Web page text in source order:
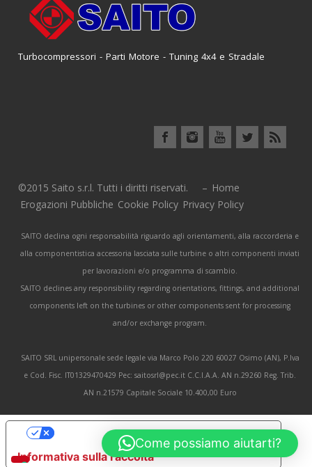
Turbocompressori - Parti Motore - Tuning 4x4 e Stradale
©2015 Saito s.r.l. Tutti i diritti riservati. – Home
Erogazioni Pubbliche Cookie Policy Privacy Policy
SAITO declina ogni responsabilità riguardo agli orientamenti, alla raccorderia e
alla componentistica accessoria lasciata sulle turbine o altri componenti inviati
per lavorazioni e/o programma di scambio.
SAITO declines any responsibility regarding orientations, fittings, and additional
components left on the turbines or other components sent for processing
and/or exchange program.
SAITO SRL unipersonale sede legale via Marco Polo 220 60027 Osimo (AN), P.Iva
e Cod. Fisc. IT01329470429 Pec: saitosrl@pec.it C.C.I.A.A. AN n.29260 Reg. Trib.
AN n.21579 Capitale Sociale 10.400,00 Euro
Come possiamo aiutarti?
Informativa sulla raccolta
Le tue preferenze relative alla privacy